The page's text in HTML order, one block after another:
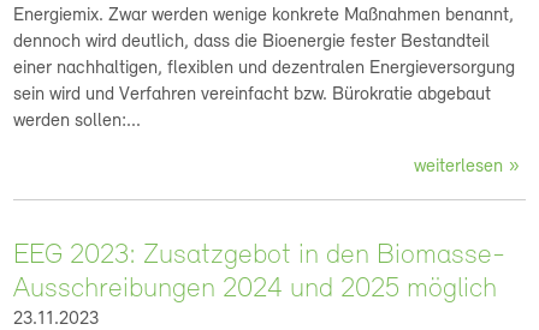
Energiemix. Zwar werden wenige konkrete Maßnahmen benannt,
dennoch wird deutlich, dass die Bioenergie fester Bestandteil
einer nachhaltigen, flexiblen und dezentralen Energieversorgung
sein wird und Verfahren vereinfacht bzw. Bürokratie abgebaut
werden sollen:...
weiterlesen
EEG 2023: Zusatzgebot in den Biomasse-
Ausschreibungen 2024 und 2025 möglich
23.11.2023